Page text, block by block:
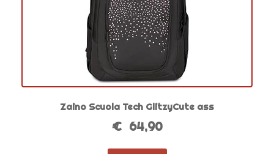
Zaino Scuola Tech GlitzyCute ass
€ 64,90